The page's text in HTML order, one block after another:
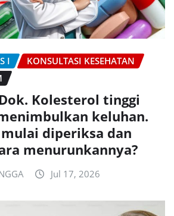
I
KONSULTASI KESEHATAN
Kolesterol tinggi
keluhan.
diperiksa dan
menurunkannya?
Jul 17, 2026